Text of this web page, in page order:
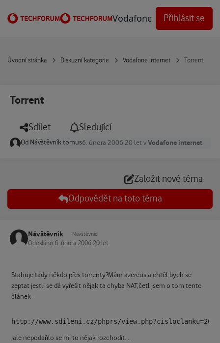
Vodafone Techforum
Přihlásit se
Úvodní stránka Diskuzní kategorie Vodafone internet Torrent
Torrent
Sdílet Sledující
Od Návštěvník tomus6. února 2006 20 let vVodafone internet
Založit nové téma
Odpovědět na toto téma
Návštěvník Návštěvníci
Odesláno 6. února 2006 20 let
Stahuje tady někdo přes torrenty?Mám azereus a chtěl bych se
zeptat jestli se dá vyřešit nějak ta chyba NAT,četl jsem o tom tento
článek -
http://www.sdileni.cz/phprs/
,ale nepodařilo se mi to nějak rozchodit....